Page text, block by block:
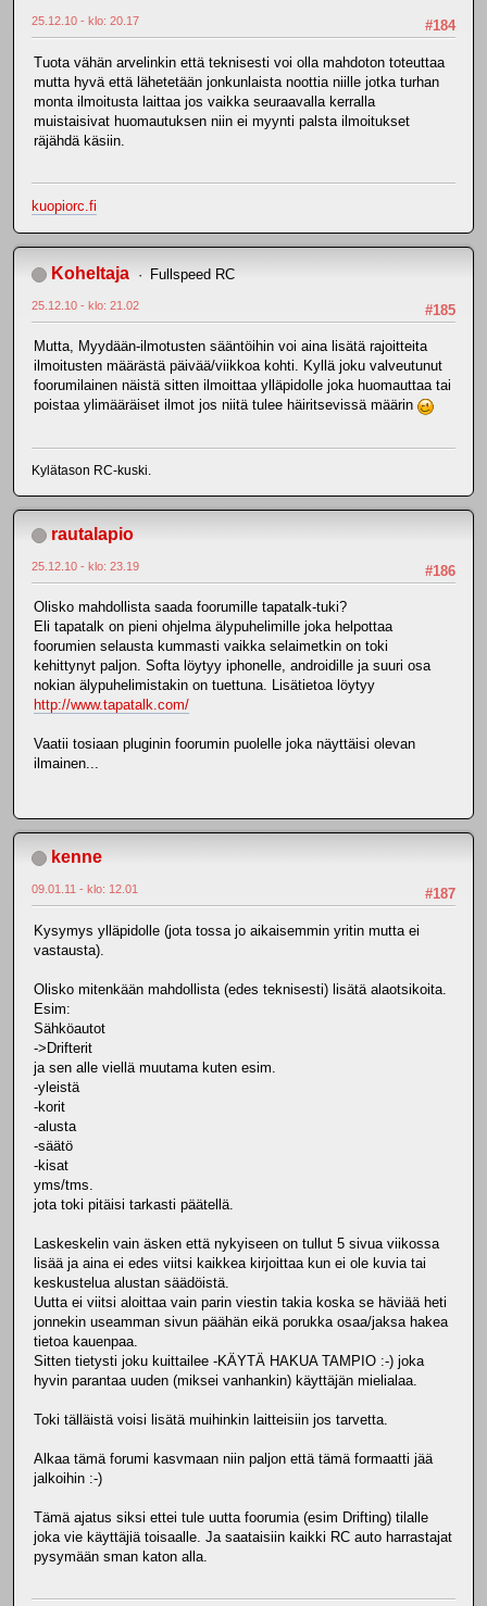
#184
25.12.10 - klo: 20.17
Tuota vähän arvelinkin että teknisesti voi olla mahdoton toteuttaa
mutta hyvä että lähetetään jonkunlaista noottia niille jotka turhan
monta ilmoitusta laittaa jos vaikka seuraavalla kerralla
muistaisivat huomautuksen niin ei myynti palsta ilmoitukset
räjähdä käsiin.
kuopiorc.fi
Koheltaja Fullspeed RC
#185
25.12.10 - klo: 21.02
Mutta, Myydään-ilmotusten sääntöihin voi aina lisätä rajoitteita
ilmoitusten määrästä päivää/viikkoa kohti. Kyllä joku valveutunut
foorumilainen näistä sitten ilmoittaa ylläpidolle joka huomauttaa tai
poistaa ylimääräiset ilmot jos niitä tulee häiritsevissä määrin
Kylätason RC-kuski.
rautalapio
#186
25.12.10 - klo: 23.19
Olisko mahdollista saada foorumille tapatalk-tuki?
Eli tapatalk on pieni ohjelma älypuhelimille joka helpottaa
foorumien selausta kummasti vaikka selaimetkin on toki
kehittynyt paljon. Softa löytyy iphonelle, androidille ja suuri osa
nokian älypuhelimistakin on tuettuna. Lisätietoa löytyy
http://www.tapatalk.com/
Vaatii tosiaan pluginin foorumin puolelle joka näyttäisi olevan
ilmainen...
kenne
#187
09.01.11 - klo: 12.01
Kysymys ylläpidolle (jota tossa jo aikaisemmin yritin mutta ei
vastausta).
Olisko mitenkään mahdollista (edes teknisesti) lisätä alaotsikoita.
Esim:
Sähköautot
->Drifterit
ja sen alle viellä muutama kuten esim.
-yleistä
-korit
-alusta
-säätö
-kisat
yms/tms.
jota toki pitäisi tarkasti päätellä.
Laskeskelin vain äsken että nykyiseen on tullut 5 sivua viikossa
lisää ja aina ei edes viitsi kaikkea kirjoittaa kun ei ole kuvia tai
keskustelua alustan säädöistä.
Uutta ei viitsi aloittaa vain parin viestin takia koska se häviää heti
jonnekin useamman sivun päähän eikä porukka osaa/jaksa hakea
tietoa kauenpaa.
Sitten tietysti joku kuittailee -KÄYTÄ HAKUA TAMPIO :-) joka
hyvin parantaa uuden (miksei vanhankin) käyttäjän mielialaa.
Toki tälläistä voisi lisätä muihinkin laitteisiin jos tarvetta.
Alkaa tämä forumi kasvmaan niin paljon että tämä formaatti jää
jalkoihin :-)
Tämä ajatus siksi ettei tule uutta foorumia (esim Drifting) tilalle
joka vie käyttäjiä toisaalle. Ja saataisiin kaikki RC auto harrastajat
pysymään sman katon alla.